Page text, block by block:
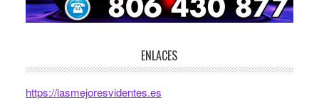
ENLACES
https://lasmejoresvidentes.es